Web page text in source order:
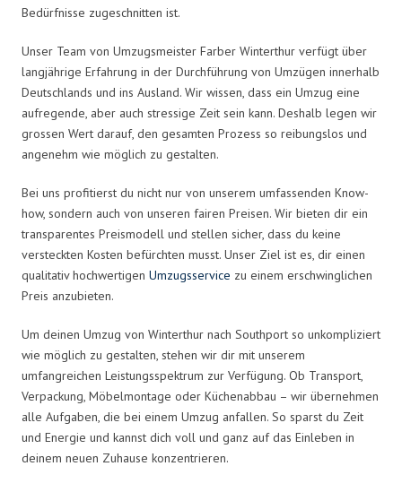
Bedürfnisse zugeschnitten ist.
Unser Team von Umzugsmeister Farber Winterthur verfügt über
langjährige Erfahrung in der Durchführung von Umzügen innerhalb
Deutschlands und ins Ausland. Wir wissen, dass ein Umzug eine
aufregende, aber auch stressige Zeit sein kann. Deshalb legen wir
grossen Wert darauf, den gesamten Prozess so reibungslos und
angenehm wie möglich zu gestalten.
Bei uns profitierst du nicht nur von unserem umfassenden Know-
how, sondern auch von unseren fairen Preisen. Wir bieten dir ein
transparentes Preismodell und stellen sicher, dass du keine
versteckten Kosten befürchten musst. Unser Ziel ist es, dir einen
qualitativ hochwertigen Umzugsservice zu einem erschwinglichen
Preis anzubieten.
Um deinen Umzug von Winterthur nach Southport so unkompliziert
wie möglich zu gestalten, stehen wir dir mit unserem
umfangreichen Leistungsspektrum zur Verfügung. Ob Transport,
Verpackung, Möbelmontage oder Küchenabbau – wir übernehmen
alle Aufgaben, die bei einem Umzug anfallen. So sparst du Zeit
und Energie und kannst dich voll und ganz auf das Einleben in
deinem neuen Zuhause konzentrieren.